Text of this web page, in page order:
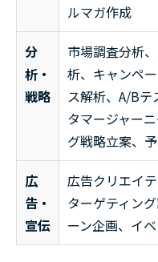
ルマガ作成
分
析・
戦略
市場調査分析
析、キャンペ
ス解析、A/Bテ
タマージャー
グ戦略立案、
広
告・
宣伝
広告クリエイ
ターゲティン
ーン企画、イ